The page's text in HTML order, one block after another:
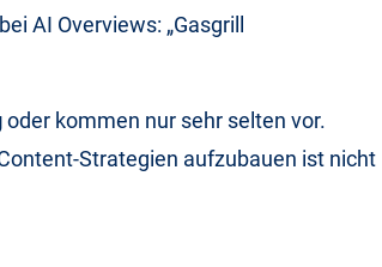
AI Overviews: „Gasgrill
oder kommen nur sehr selten vor.
Strategien aufzubauen ist nicht